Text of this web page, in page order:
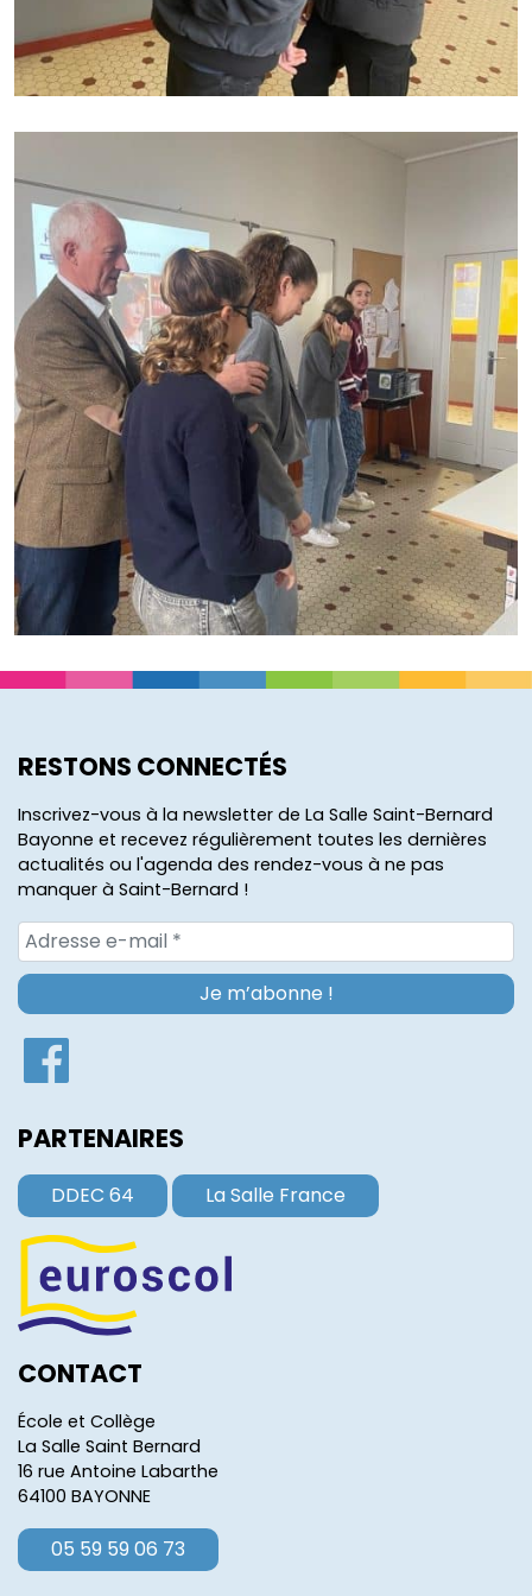
RESTONS CONNECTÉS
Inscrivez-vous à la newsletter de La Salle Saint-Bernard
Bayonne et recevez régulièrement toutes les dernières
actualités ou l'agenda des rendez-vous à ne pas
manquer à Saint-Bernard !
PARTENAIRES
DDEC 64 La Salle France
CONTACT
École et Collège
La Salle Saint Bernard
16 rue Antoine Labarthe
64100 BAYONNE
05 59 59 06 73